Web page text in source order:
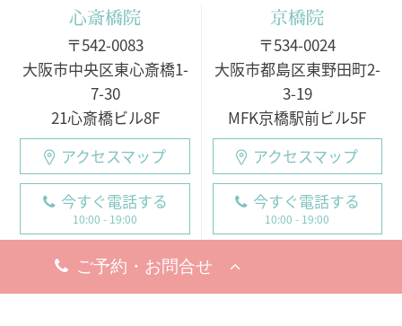
心斎橋院
〒542-0083
大阪市中央区東心斎橋1-
7-30
21心斎橋ビル8F
アクセスマップ
今すぐ電話する
10:00 - 19:00
○月・火・水
10:00 - 19:00
京橋院
〒534-0024
大阪市都島区東野田町2-
3-19
MFK京橋駅前ビル5F
アクセスマップ
今すぐ電話する
10:00 - 19:00
※完全予約制